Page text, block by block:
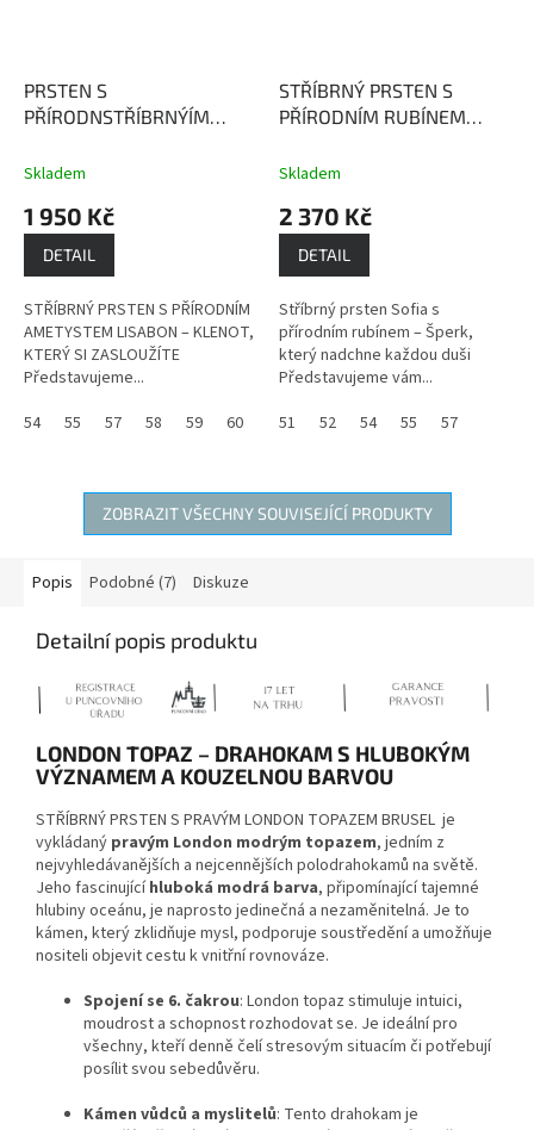
PRSTEN S
PŘÍRODNSTŘÍBRNÝÍM
Ametyst podporuje
zdrojem léčivé a ochranné
síly.
Skladem
1 950 Kč
DETAIL
STŘÍBRNÝ PRSTEN S PŘÍRODNÍM
AMETYSTEM LISABON – KLENOT,
KTERÝ SI ZASLOUŽÍTE
Představujeme...
54
55 57 58 59 60
STŘÍBRNÝ PRSTEN S
PŘÍRODNÍM RUBÍNEM
života, životní energie,
přináší bohatství a lásku.
Skladem
2 370 Kč
DETAIL
Stříbrný prsten Sofia s
přírodním rubínem – Šperk,
který nadchne každou duši
Představujeme vám...
51
52 54 55 57
ZOBRAZIT VŠECHNY SOUVISEJÍCÍ PRODUKTY
Popis Podobné (7) Diskuze
Detailní popis produktu
LONDON TOPAZ – DRAHOKAM S HLUBOKÝM
VÝZNAMEM A KOUZELNOU BARVOU
STŘÍBRNÝ PRSTEN S PRAVÝM LONDON TOPAZEM BRUSEL je
vykládaný pravým London modrým topazem, jedním z
nejvyhledávanějších a nejcennějších polodrahokamů na světě.
Jeho fascinujícíhluboká modrá barva, připomínající tajemné
hlubiny oceánu, je naprosto jedinečná a nezaměnitelná. Je to
kámen, který zklidňuje mysl, podporuje soustředění a umožňuje
nositeli objevit cestu k vnitřní rovnováze.
Spojení se 6. čakrou: London topaz stimuluje intuici,
moudrost a schopnost rozhodovat se. Je ideální pro
všechny, kteří denně čelí stresovým situacím či potřebují
posílit svou sebedůvěru.
Kámen vůdců a myslitelů: Tento drahokam je